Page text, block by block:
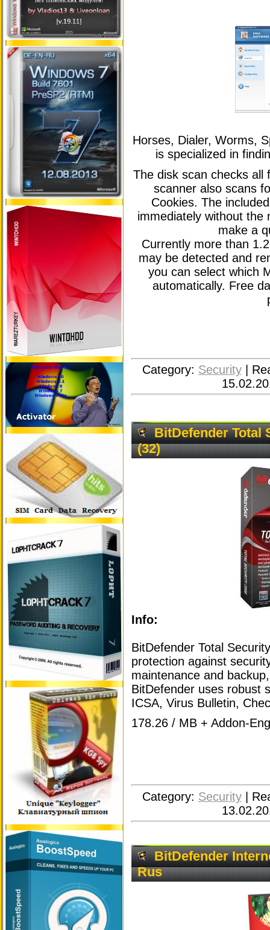
Horses, Dialer, Worms,
is specialized in
The disk scan checks all
scanner also scans
Cookies. The
immediately without the
make a
Currently more than
may be detected and
you can select which
automatically. Free
Category: Security|
BitDefender Total
(32)
Info:
BitDefender Total
protection against
maintenance and
BitDefender uses robust
ICSA, Virus Bulletin,
178.26 / MB + Addon-
Category: Security|
BitDefender
Rus